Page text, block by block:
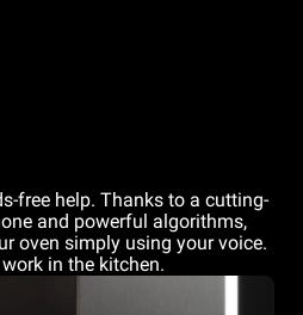
free help. Thanks to a cutting-
and powerful algorithms,
oven simply using your voice.
in the kitchen.